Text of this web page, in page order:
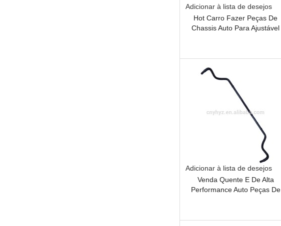
Adicionar à lista de desejos
Hot Carro Fazer Peças De
Chassis Auto Para Ajustável
Adicionar à lista de desejos
Venda Quente E De Alta
Performance Auto Peças De